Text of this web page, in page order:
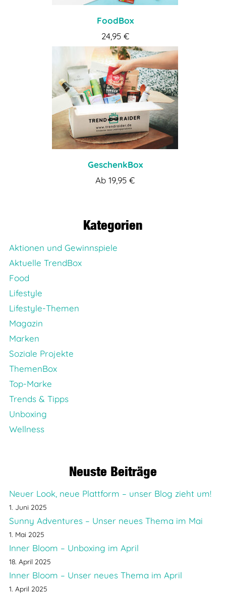
FoodBox
24,95 €
GeschenkBox
Ab 19,95 €
Kategorien
Aktionen und Gewinnspiele
Aktuelle TrendBox
Food
Lifestyle
Lifestyle-Themen
Magazin
Marken
Soziale Projekte
ThemenBox
Top-Marke
Trends & Tipps
Unboxing
Wellness
Neuste Beiträge
Neuer Look, neue Plattform – unser Blog zieht um!
1. Juni 2025
Sunny Adventures – Unser neues Thema im Mai
1. Mai 2025
Inner Bloom – Unboxing im April
18. April 2025
Inner Bloom – Unser neues Thema im April
1. April 2025